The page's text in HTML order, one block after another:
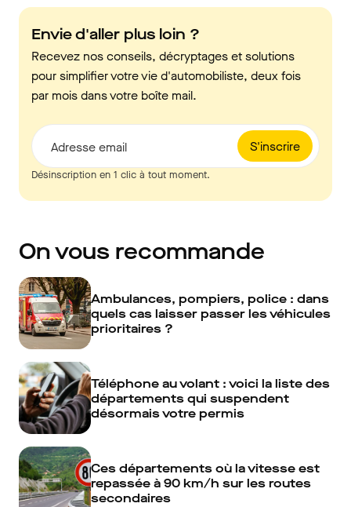
Envie d'aller plus loin ?
Recevez nos conseils, décryptages et solutions
pour simplifier votre vie d'automobiliste, deux fois
par mois dans votre boîte mail.
S'inscrire
Adresse email
Désinscription en 1 clic à tout moment.
On vous recommande
Ambulances, pompiers, police : dans
quels cas laisser passer les véhicules
prioritaires ?
Téléphone au volant : voici la liste des
départements qui suspendent
désormais votre permis
Ces départements où la vitesse est
repassée à 90 km/h sur les routes
secondaires